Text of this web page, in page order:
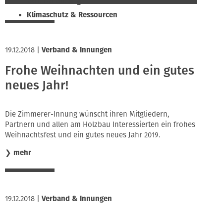
Klimaschutz & Ressourcen
Soziales & Tarifpolitik
Verband & Innungen
Innung
19.12.2018 Verband & Innungen
Frohe Weihnachten und ein gutes
neues Jahr!
Die Zimmerer-Innung wünscht ihren Mitgliedern,
Partnern und allen am Holzbau Interessierten ein frohes
Weihnachtsfest und ein gutes neues Jahr 2019.
❯ mehr
19.12.2018 Verband & Innungen